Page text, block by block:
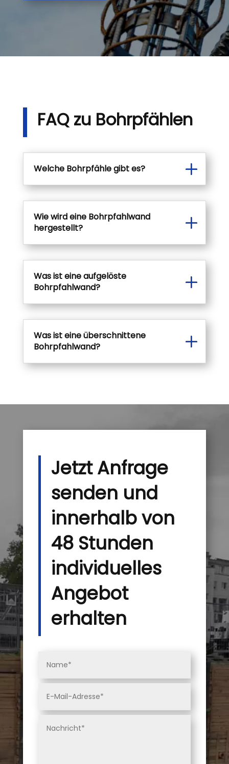
FAQ zu Bohrpfählen
Welche Bohrpfähle gibt es?
Wie wird eine Bohrpfahlwand
hergestellt?
Was ist eine aufgelöste
Bohrpfahlwand?
Was ist eine überschnittene
Bohrpfahlwand?
Jetzt Anfrage
senden und
innerhalb von
48 Stunden
individuelles
Angebot
erhalten